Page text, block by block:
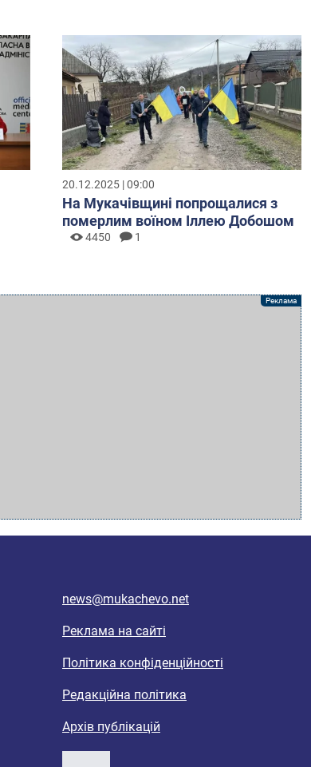
20.12.2025 | 09:00
На Мукачівщині попрощалися з
померлим воїном Іллею Добошом
4450 1
news@mukachevo.net
Реклама на сайті
Політика конфіденційності
Редакційна політика
Архів публікацій